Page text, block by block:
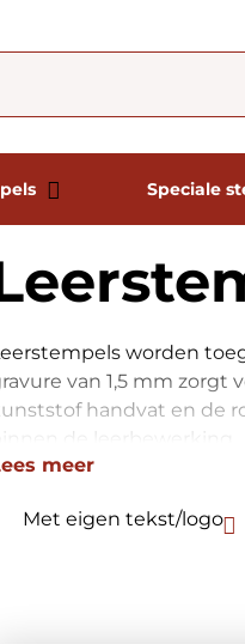
Speciale
worden
van 1,5 mm zorgt
handvat en de
binnen de leerbewerking.
meer
Met eigen tekst/logo